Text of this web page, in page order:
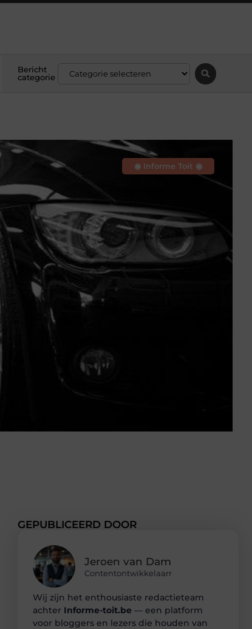
Bericht
categorie
◉ Informe Toit ◉
GEPUBLICEERD DOOR
Jeroen van Dam
Contentontwikkelaarr
Wij zijn het enthousiaste redactieteam
achter Informe-toit.be — een platform
voor bloggers en lezers die houden van